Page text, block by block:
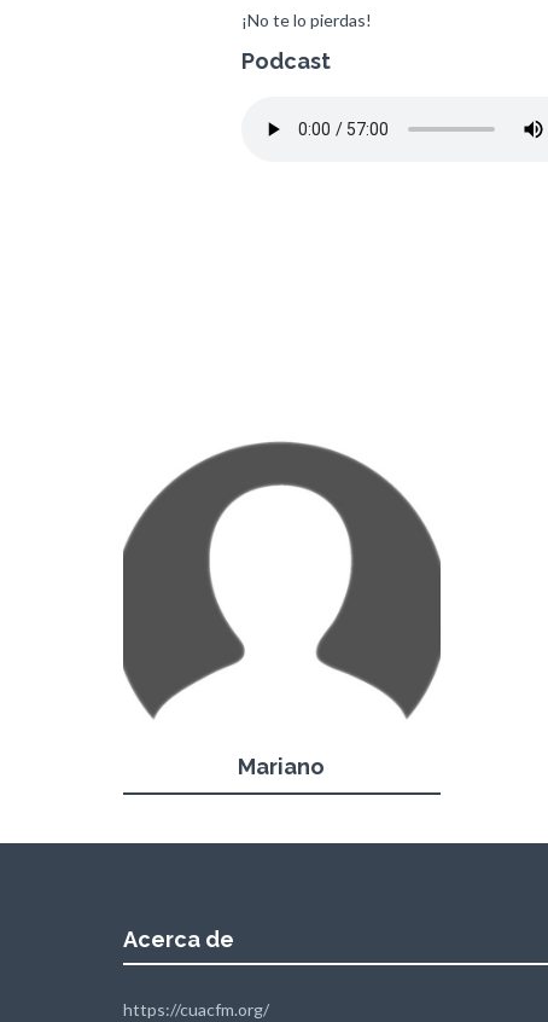
¡No te lo pierdas!
Podcast
Mariano
Acerca de
https://cuacfm.org/